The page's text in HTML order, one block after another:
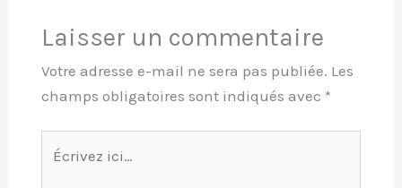
Laisser un commentaire
Votre adresse e-mail ne sera pas publiée. Les
champs obligatoires sont indiqués avec *